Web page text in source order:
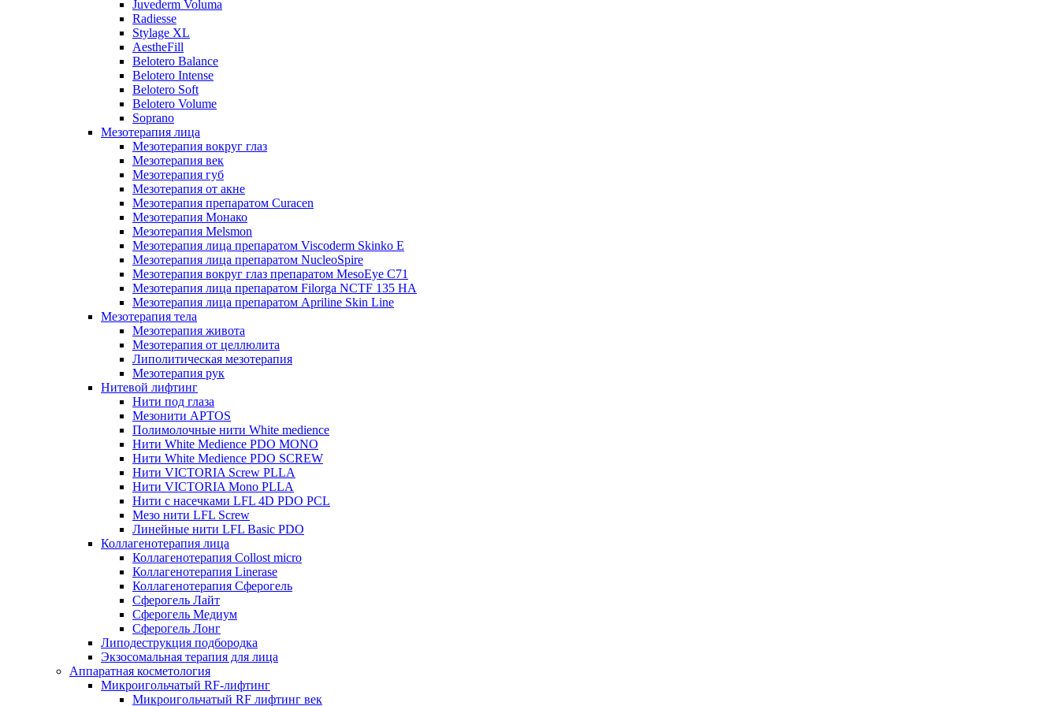
Juvederm Voluma
Radiesse
Stylage XL
AestheFill
Belotero Balance
Belotero Intense
Belotero Soft
Belotero Volume
Soprano
Мезотерапия лица
Мезотерапия вокруг глаз
Мезотерапия век
Мезотерапия губ
Мезотерапия от акне
Мезотерапия препаратом Curacen
Мезотерапия Монако
Мезотерапия Melsmon
Мезотерапия лица препаратом Viscoderm Skinko E
Мезотерапия лица препаратом NucleoSpire
Мезотерапия вокруг глаз препаратом MesoEye С71
Мезотерапия лица препаратом Filorga NCTF 135 HA
Мезотерапия лица препаратом Apriline Skin Line
Мезотерапия тела
Мезотерапия живота
Мезотерапия от целлюлита
Липолитическая мезотерапия
Мезотерапия рук
Нитевой лифтинг
Нити под глаза
Мезонити APTOS
Полимолочные нити White medience
Нити White Medience PDO MONO
Нити White Medience PDO SCREW
Нити VICTORIA Screw PLLA
Нити VICTORIA Mono PLLA
Нити с насечками LFL 4D PDO PCL
Мезо нити LFL Screw
Линейные нити LFL Basic PDO
Коллагенотерапия лица
Коллагенотерапия Collost micro
Коллагенотерапия Linerase
Коллагенотерапия Сферогель
Сферогель Лайт
Сферогель Медиум
Сферогель Лонг
Липодеструкция подбородка
Экзосомальная терапия для лица
Аппаратная косметология
Микроигольчатый RF-лифтинг
Микроигольчатый RF лифтинг век